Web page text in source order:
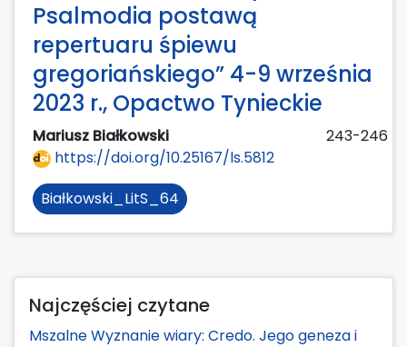
Psalmodia postawą
repertuaru śpiewu
gregoriańskiego” 4-9 września
2023 r., Opactwo Tynieckie
Mariusz Białkowski
243-246
https://doi.org/10.25167/ls.5812
Białkowski_LitS_64
Najczęściej czytane
Mszalne Wyznanie wiary: Credo. Jego geneza i